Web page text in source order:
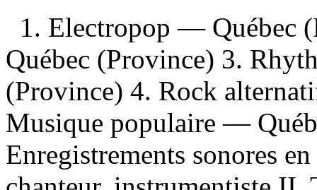
1. Electropop — Québec
Québec (Province) 3.
(Province) 4. Rock
Musique populaire —
Enregistrements sonores